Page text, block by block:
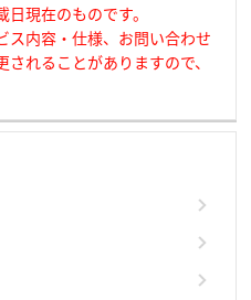
現在のものです。
ス内容・仕様、お問い合わせ
れることがありますので、